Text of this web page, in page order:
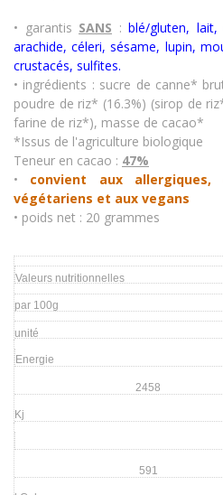
• garantis SANS : blé/gluten,
arachide, céleri, sésame, lupin,
crustacés, sulfites.
• ingrédients : sucre de canne*
poudre de riz* (16.3%) (sirop de
farine de riz*), masse de cacao*
*Issus de l'agriculture biologique
Teneur en cacao : 47%
•
convient aux allergiques,
végétariens et aux vegans
• poids net : 20 grammes
Valeurs nutritionnelles
par 100g
unité
Energie
2458
Kj
591